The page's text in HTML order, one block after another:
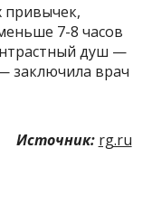
привычек,
7-8 часов
душ —
заключила врач
Источник: rg.ru